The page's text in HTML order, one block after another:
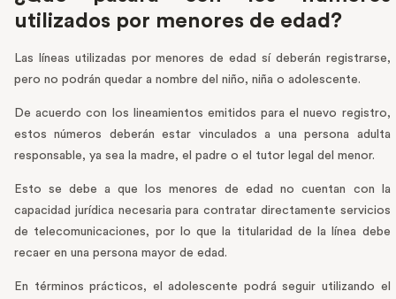
utilizados por menores de edad?
Las líneas utilizadas por menores de edad sí deberán registrarse,
pero no podrán quedar a nombre del niño, niña o adolescente.
De acuerdo con los lineamientos emitidos para el nuevo registro,
estos números deberán estar vinculados a una persona adulta
responsable, ya sea la madre, el padre o el tutor legal del menor.
Esto se debe a que los menores de edad no cuentan con la
capacidad jurídica necesaria para contratar directamente servicios
de telecomunicaciones, por lo que la titularidad de la línea debe
recaer en una persona mayor de edad.
En términos prácticos, el adolescente podrá seguir utilizando el